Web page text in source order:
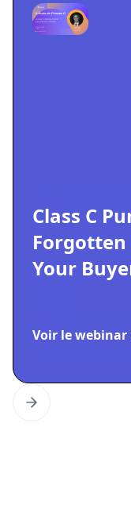
Class C
Forgotten
Your
Voir le webinar